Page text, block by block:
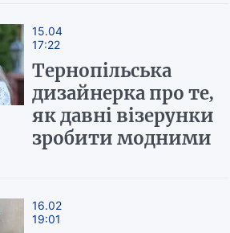
15.04
17:22
Тернопільська
дизайнерка про те,
як давні візерунки
зробити модними
16.02
19:01